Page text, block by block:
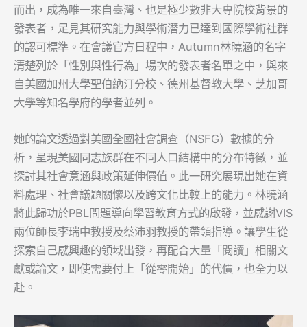
而出，成為唯一來自臺灣、也是極少數非大專院校背景的
發表者，足見其研究能力與學術潛力已達到國際學術社群
的認可標準。在會議官方日程中，Autumn林曉涵的名字
清楚列於「性別與性行為」場次的發表者名單之中，與來
自美國加州大學聖伯納汀分校、德州基督教大學、芝加哥
大學等知名學府的學者並列。
她的論文透過對美國全國社會調查（NSFG）數據的分
析，呈現美國同志族群在不同人口結構中的分布特徵，並
探討其社會意涵與政策延伸價值。此一研究展現出她在資
料處理、社會議題關懷以及跨文化比較上的能力。林曉涵
將此歸功於PBL問題導向學習教育方式的啟發，並感謝VIS
兩位師長李瑞中教授及蔡沛羽教授的帶領指導。讓學生從
探索自己感興趣的領域出發，再配合大量「閱讀」相關文
獻或論文，即使需要付上「從零開始」的代價，也全力以
赴。